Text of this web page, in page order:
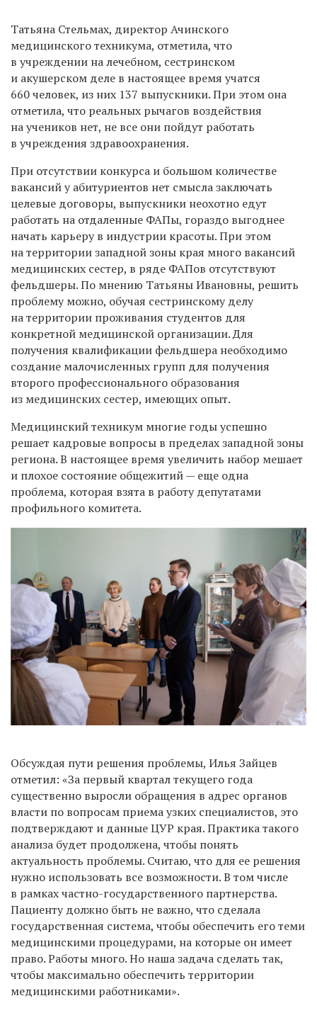
Татьяна Стельмах, директор Ачинского
медицинского техникума, отметила, что
в учреждении на лечебном, сестринском
и акушерском деле в настоящее время учатся
660 человек, из них 137 выпускники. При этом она
отметила, что реальных рычагов воздействия
на учеников нет, не все они пойдут работать
в учреждения здравоохранения.
При отсутствии конкурса и большом количестве
вакансий у абитуриентов нет смысла заключать
целевые договоры, выпускники неохотно едут
работать на отдаленные ФАПы, гораздо выгоднее
начать карьеру в индустрии красоты. При этом
на территории западной зоны края много вакансий
медицинских сестер, в ряде ФАПов отсутствуют
фельдшеры. По мнению Татьяны Ивановны, решить
проблему можно, обучая сестринскому делу
на территории проживания студентов для
конкретной медицинской организации. Для
получения квалификации фельдшера необходимо
создание малочисленных групп для получения
второго профессионального образования
из медицинских сестер, имеющих опыт.
Медицинский техникум многие годы успешно
решает кадровые вопросы в пределах западной зоны
региона. В настоящее время увеличить набор мешает
и плохое состояние общежитий — еще одна
проблема, которая взята в работу депутатами
профильного комитета.
Обсуждая пути решения проблемы, Илья Зайцев
отметил: «За первый квартал текущего года
существенно выросли обращения в адрес органов
власти по вопросам приема узких специалистов, это
подтверждают и данные ЦУР края. Практика такого
анализа будет продолжена, чтобы понять
актуальность проблемы. Считаю, что для ее решения
нужно использовать все возможности. В том числе
в рамках частно-государственного партнерства.
Пациенту должно быть не важно, что сделала
государственная система, чтобы обеспечить его теми
медицинскими процедурами, на которые он имеет
право. Работы много. Но наша задача сделать так,
чтобы максимально обеспечить территории
медицинскими работниками».